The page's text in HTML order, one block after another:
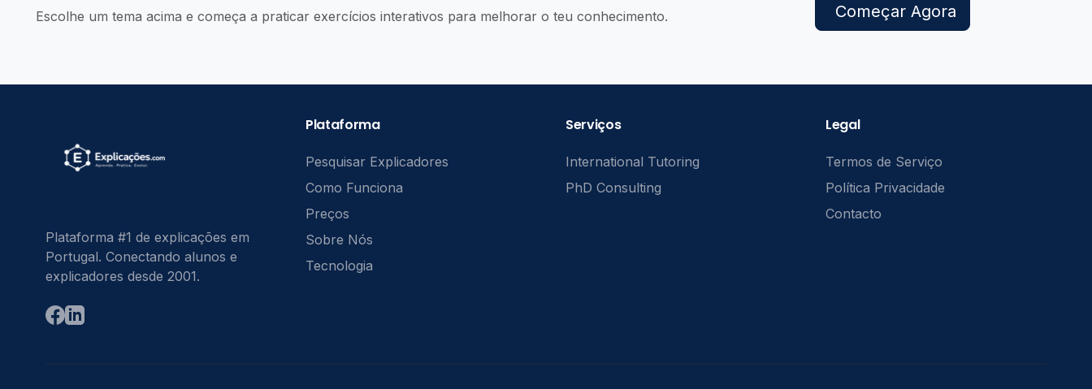
Escolhe um tema acima e começa a praticar exercícios interativos para melhorar o teu conhecimento. Começar Agora
Plataforma #1 de explicações em
Portugal. Conectando alunos e
explicadores desde 2001.
Plataforma
Pesquisar Explicadores
Como Funciona
Preços
Sobre Nós
Tecnologia
Serviços
International Tutoring
PhD Consulting
Legal
Termos de Serviço
Política Privacidade
Contacto